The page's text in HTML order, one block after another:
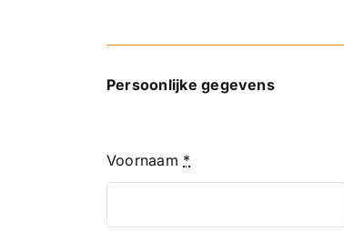
Persoonlijke gegevens
Voornaam *